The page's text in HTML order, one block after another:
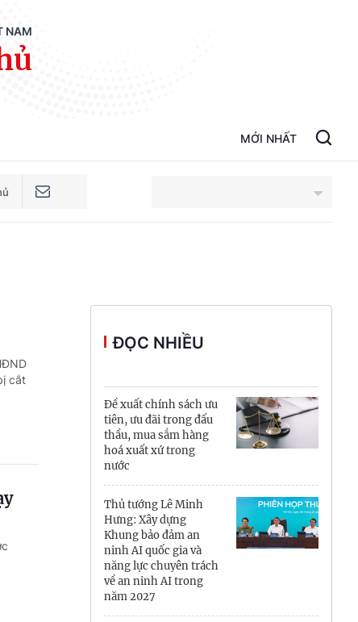
NAM
MỚI NHẤT
Cần Thơ
Điện Biên
Đắk Lắk
Đồng Nai
Đồng Tháp
cắt
ĐỌC NHIỀU
Đề xuất chính sách ưu
tiên, ưu đãi trong đấu
thầu, mua sắm hàng
hoá xuất xứ trong
nước
Thủ tướng Lê Minh
Hưng: Xây dựng
Khung bảo đảm an
ninh AI quốc gia và
năng lực chuyên trách
về an ninh AI trong
năm 2027